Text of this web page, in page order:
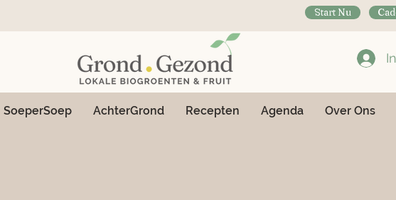
Start Nu
SoeperSoep AchterGrond Recepten Agenda Over Ons